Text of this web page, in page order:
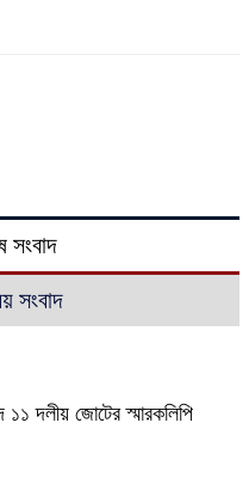
সংবাদ
সংবাদ
১১ দলীয় জোটের স্মারকলিপি